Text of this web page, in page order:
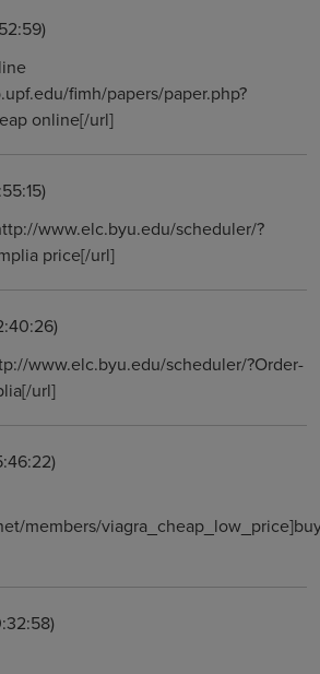
fimh/papers/paper.php?
online[/url]
www.elc.byu.edu/scheduler/?
price[/url]
www.elc.byu.edu/scheduler/?Order-
url]
members/